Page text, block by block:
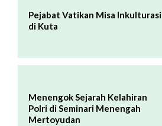
Pejabat Vatikan Misa Inkulturasi
di Kuta
Menengok Sejarah Kelahiran
Polri di Seminari Menengah
Mertoyudan